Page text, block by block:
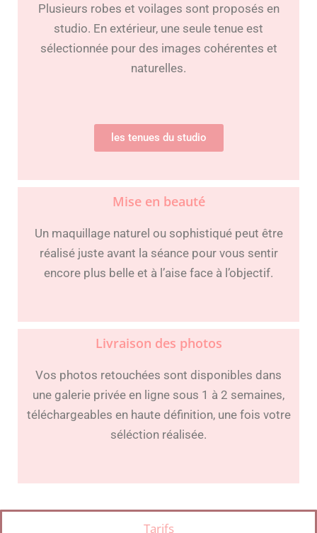
Plusieurs robes et voilages sont proposés en
studio. En extérieur, une seule tenue est
sélectionnée pour des images cohérentes et
naturelles.
les tenues du studio
Mise en beauté
Un maquillage naturel ou sophistiqué peut être
réalisé juste avant la séance pour vous sentir
encore plus belle et à l’aise face à l’objectif.
Livraison des photos
Vos photos retouchées sont disponibles dans
une galerie privée en ligne sous 1 à 2 semaines,
téléchargeables en haute définition, une fois votre
séléction réalisée.
Tarifs